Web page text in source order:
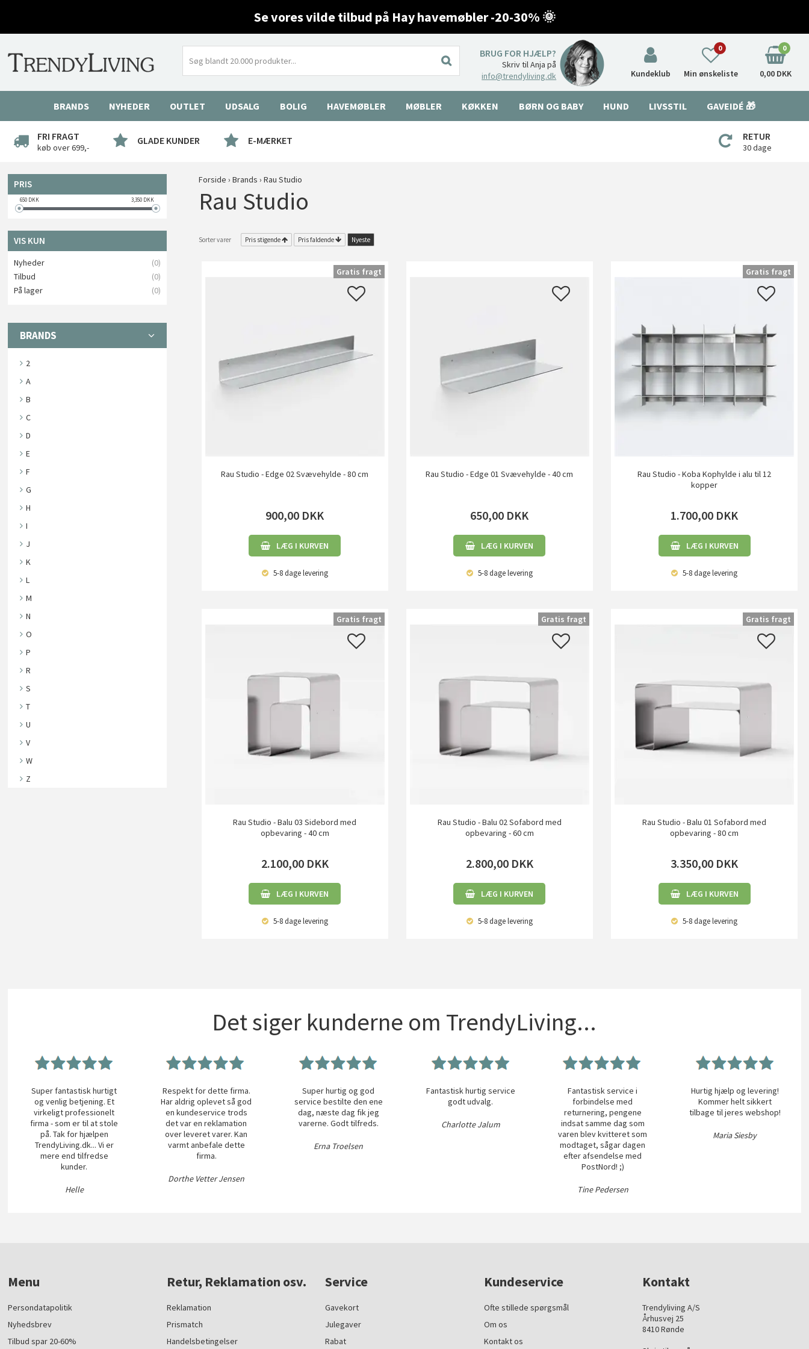
Se vores vilde tilbud på Hay havemøbler -20-30% 🌞
BRUG FOR HJÆLP?
Skriv til Anja på
info@trendyliving.dk
Kundeklub Min ønskeliste
0 0
0,00 DKK
BRANDS NYHEDER OUTLET UDSALG BOLIG HAVEMØBLER MØBLER KØKKEN BØRN OG BABY HUND LIVSSTIL GAVEIDÉ 🎁
FRI FRAGT
køb over 699,-
GLADE KUNDER E-MÆRKET RETUR
30 dage
PRIS
650 DKK 3,350 DKK
VIS KUN
Nyheder
(0)
Tilbud
(0)
På lager
(0)
BRANDS
2
A
B
C
D
E
F
G
H
I
J
K
L
M
N
O
P
R
S
T
U
V
W
Z
Forside › Brands › Rau Studio
Rau Studio
Sorter varer Pris stigende Pris faldende Nyeste
Rau Studio - Edge 02 Svævehylde - 80 cm
900,00 DKK
LÆG I KURVEN
5-8 dagelevering
Gratis fragt
Rau Studio - Edge 01 Svævehylde - 40 cm
650,00 DKK
LÆG I KURVEN
5-8 dagelevering
Rau Studio - Koba Kophylde i alu til 12
kopper
1.700,00 DKK
LÆG I KURVEN
5-8 dagelevering
Gratis fragt
Rau Studio - Balu 03 Sidebord med
opbevaring - 40 cm
2.100,00 DKK
LÆG I KURVEN
5-8 dagelevering
Gratis fragt
Rau Studio - Balu 02 Sofabord med
opbevaring - 60 cm
2.800,00 DKK
LÆG I KURVEN
5-8 dagelevering
Gratis fragt
Rau Studio - Balu 01 Sofabord med
opbevaring - 80 cm
3.350,00 DKK
LÆG I KURVEN
5-8 dagelevering
Gratis fragt
Det siger kunderne om TrendyLiving...
Super fantastisk hurtigt
og venlig betjening. Et
virkeligt professionelt
firma - som er til at stole
på. Tak for hjælpen
TrendyLiving.dk... Vi er
mere end tilfredse
kunder.
Helle
Respekt for dette firma.
Har aldrig oplevet så god
en kundeservice trods
det var en reklamation
over leveret varer. Kan
varmt anbefale dette
firma.
Dorthe Vetter Jensen
Super hurtig og god
service bestilte den ene
dag, næste dag fik jeg
varerne. Godt tilfreds.
Erna Troelsen
Fantastisk hurtig service
godt udvalg.
Charlotte Jalum
Fantastisk service i
forbindelse med
returnering, pengene
indsat samme dag som
varen blev kvitteret som
modtaget, sågar dagen
efter afsendelse med
PostNord! ;)
Tine Pedersen
Hurtig hjælp og levering!
Kommer helt sikkert
tilbage til jeres webshop!
Maria Siesby
Menu
Persondatapolitik
Nyhedsbrev
Tilbud spar 20-60%
Retur, Reklamation osv.
Reklamation
Prismatch
Handelsbetingelser
Service
Gavekort
Julegaver
Rabat
Kundeservice
Ofte stillede spørgsmål
Om os
Kontakt os
Kontakt
Trendyliving A/S
Århusvej 25
8410 Rønde